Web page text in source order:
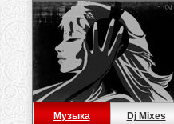
Музыка Dj Mixes